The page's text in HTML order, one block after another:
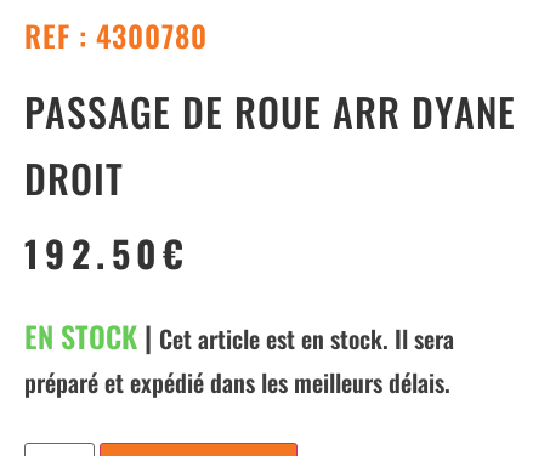
REF : 4300780
PASSAGE DE ROUE ARR DYANE
DROIT
192.50€
EN STOCK| Cet article est en stock. Il sera
préparé et expédié dans les meilleurs délais.